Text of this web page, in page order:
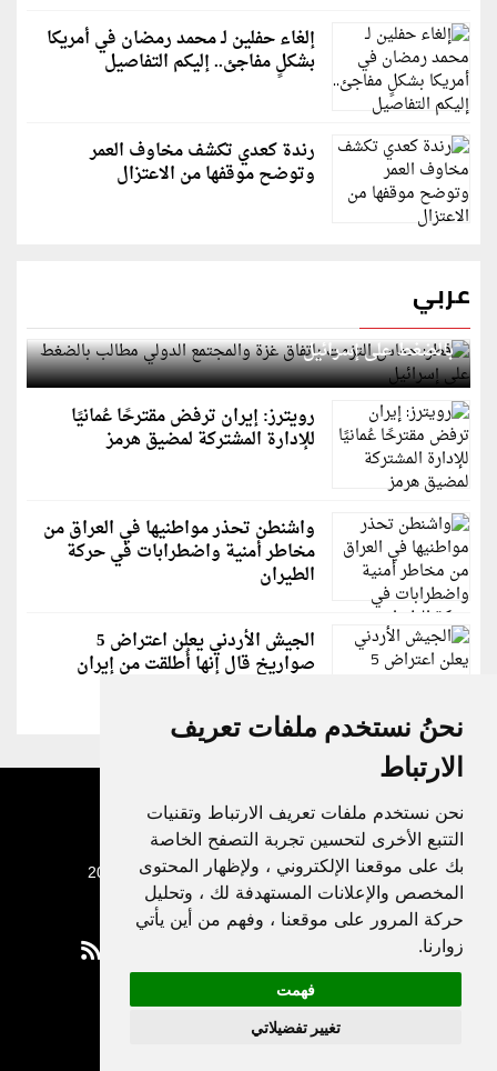
نحنُ نستخدم ملفات تعريف
الارتباط
نحن نستخدم ملفات تعريف الارتباط وتقنيات
التتبع الأخرى لتحسين تجربة التصفح الخاصة
بك على موقعنا الإلكتروني ، ولإظهار المحتوى
المخصص والإعلانات المستهدفة لك ، وتحليل
حركة المرور على موقعنا ، وفهم من أين يأتي
زوارنا.
فهمت
تغيير تفضيلاتي
إلغاء حفلين لـ محمد رمضان في أمريكا
بشكلٍ مفاجئ.. إليكم التفاصيل
رندة كعدي تكشف مخاوف العمر
وتوضح موقفها من الاعتزال
عربي
قطر: حماس التزمت باتفاق غزة والمجتمع الدولي مطالب
بالضغط على إسرائيل
رويترز: إيران ترفض مقترحًا عُمانيًا
للإدارة المشتركة لمضيق هرمز
واشنطن تحذر مواطنيها في العراق من
مخاطر أمنية واضطرابات في حركة
الطيران
الجيش الأردني يعلن اعتراض 5
صواريخ قال إنها أُطلقت من إيران
جميع الحقوق محفوظة لدنيا الوطن © 2003 - 2022
Privacy Policy